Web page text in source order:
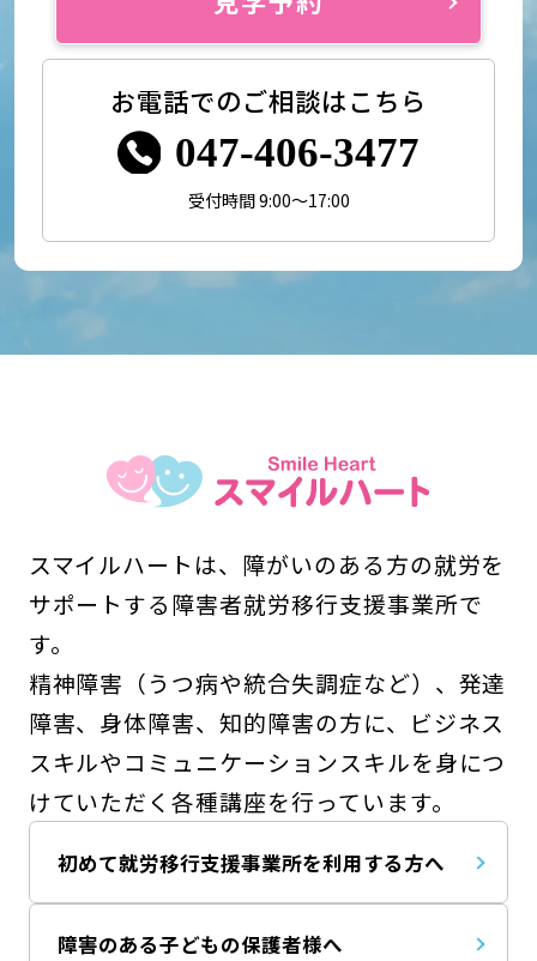
お電話でのご相談はこちら
047-406-3477
受付時間 9:00～17:00
スマイルハートは、障がいのある方の就労を
サポートする障害者就労移行支援事業所で
す。
精神障害（うつ病や統合失調症など）、発達
障害、身体障害、知的障害の方に、ビジネス
スキルやコミュニケーションスキルを身につ
けていただく各種講座を行っています。
初めて就労移行支援事業所を利用する方へ
障害のある子どもの保護者様へ